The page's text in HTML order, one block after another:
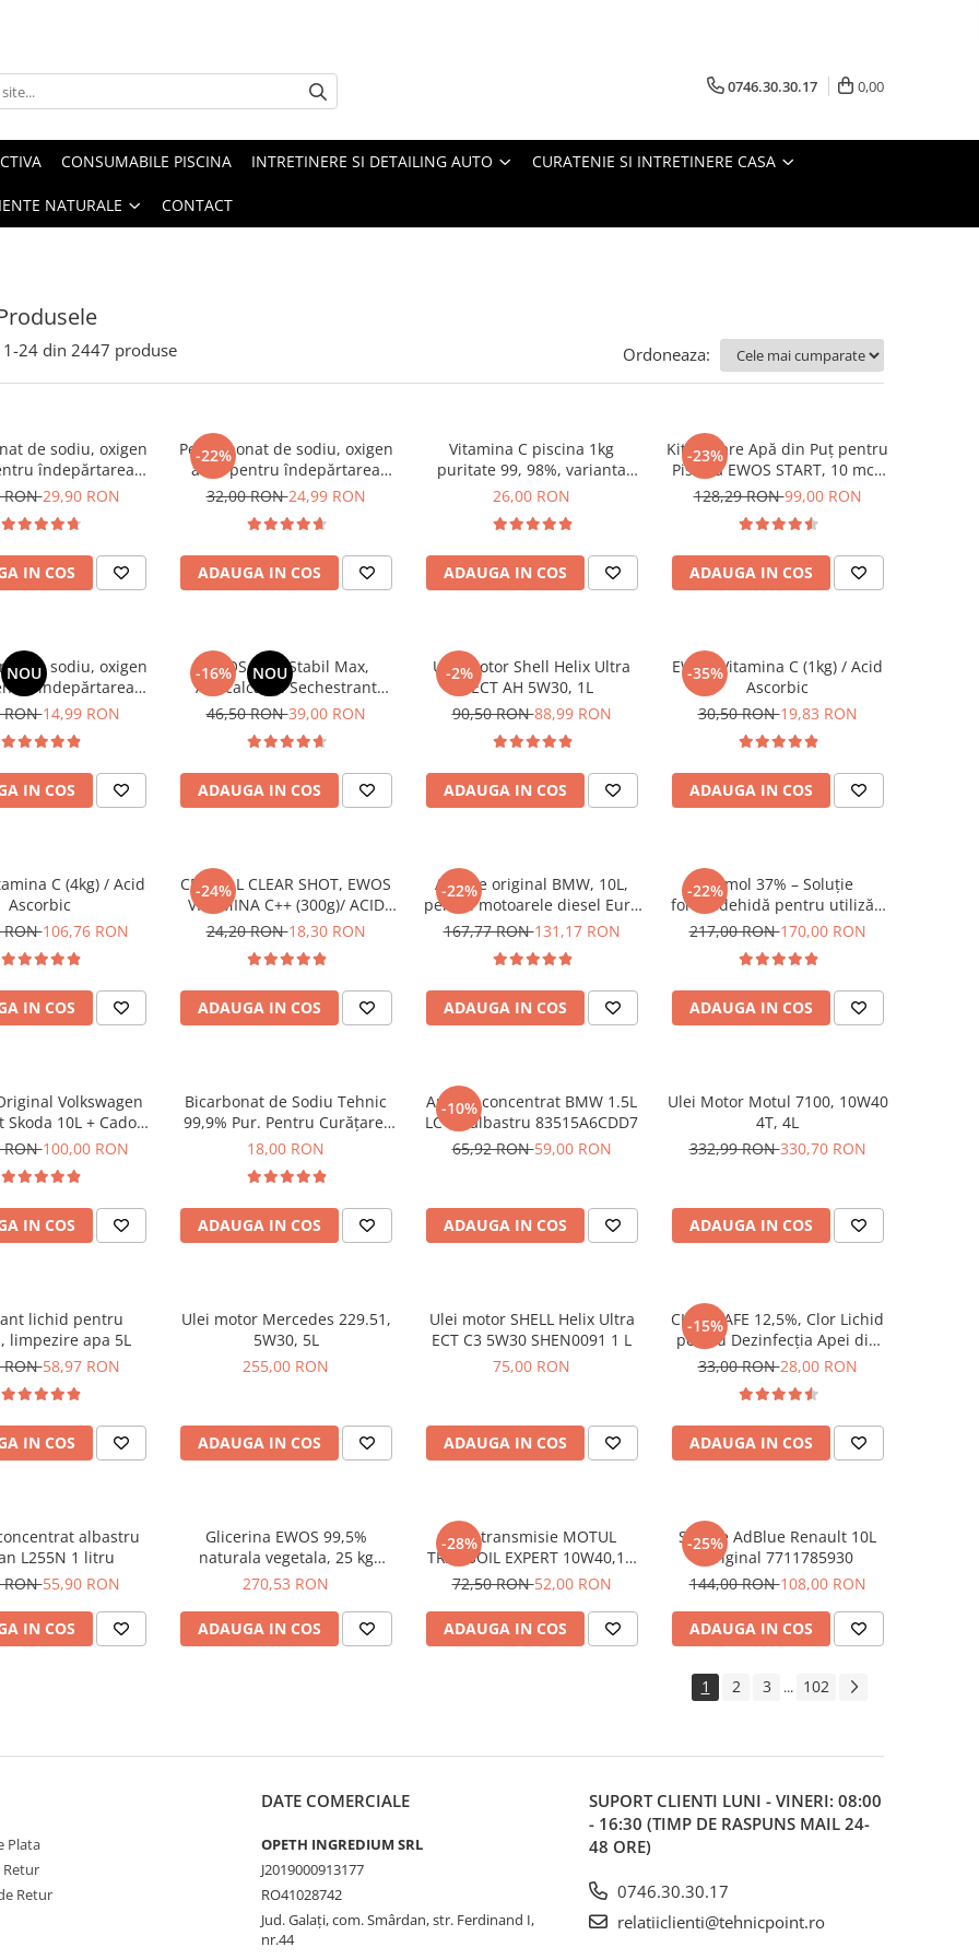
0746.30.30.17 0,00
CONSUMABILE PISCINA INTRETINERE SI DETAILING AUTO CURATENIE SI INTRETINERE CASA
NATURALE CONTACT
1-24 din 2447 produse Ordoneaza:
de sodiu, oxigen
îndepărtarea
înălbire fără clor, 1
RON29,90 RON
IN COS
-22%
Percarbonat de sodiu, oxigen
activ pentru îndepărtarea
petelor și înălbire fără clor, 1
Up, EWOS
32,00 RON24,99 RON
ADAUGA IN COS
Vitamina C piscina 1kg
puritate 99, 98%, varianta
premium incapsulata, cu
rapida
26,00 RON
ADAUGA IN COS
-23%
Kit Tratare Apă din Puț pentru
Piscină EWOS START, 10 mc /
5399
128,29 RON99,00 RON
ADAUGA IN COS
NOUde sodiu, oxigen
îndepărtarea
înălbire fără clor,
Up, EWOS
RON14,99 RON
IN COS
-16% NOU
EWOS Blue Stabil Max,
Anticalcar și Sechestrant
Metale pentru Piscină,
46,50 RON39,00 RON
ADAUGA IN COS
-2%
Ulei motor Shell Helix Ultra
ECT AH 5W30, 1L
90,50 RON88,99 RON
ADAUGA IN COS
-35%
EWOS Vitamina C (1kg) / Acid
Ascorbic
30,50 RON19,83 RON
ADAUGA IN COS
C (4kg) / Acid
Ascorbic
RON106,76 RON
IN COS
-24%
CRYSTAL CLEAR SHOT, EWOS
VITAMINA C++ (300g)/ ACID
ASCORBIC MONODOZA
24,20 RON18,30 RON
ADAUGA IN COS
-22%
AdBlue original BMW, 10L,
pentru motoarele diesel Euro
6 + Cadou Aditiv Adblue
AdBlue Guard
167,77 RON131,17 RON
ADAUGA IN COS
-22%
Formol 37% – Soluție
formaldehidă pentru utilizări
profesionale (agricultură &
217,00 RON170,00 RON
ADAUGA IN COS
Volkswagen
Skoda 10L + Cadou
anticristalizant
RON100,00 RON
IN COS
Bicarbonat de Sodiu Tehnic
99,9% Pur. Pentru Curățare,
Degresare și Neutralizarea
18,00 RON
ADAUGA IN COS
-10%
Antigel concentrat BMW 1.5L
LC-87 albastru 83515A6CDD7
65,92 RON59,00 RON
ADAUGA IN COS
Ulei Motor Motul 7100, 10W40
4T, 4L
332,99 RON330,70 RON
ADAUGA IN COS
lichid pentru
limpezire apa 5L
RON58,97 RON
IN COS
Ulei motor Mercedes 229.51,
5W30, 5L
255,00 RON
ADAUGA IN COS
Ulei motor SHELL Helix Ultra
ECT C3 5W30 SHEN0091 1 L
75,00 RON
ADAUGA IN COS
-15%
CLOR SAFE 12,5%, Clor Lichid
pentru Dezinfecția Apei din
Piscine, 1kg
33,00 RON28,00 RON
ADAUGA IN COS
albastru
L255N 1 litru
RON55,90 RON
IN COS
Glicerina EWOS 99,5%
naturala vegetala, 25 kg
kosher/halal, grad
270,53 RON
ADAUGA IN COS
-28%
Ulei transmisie MOTUL
TRANSOIL EXPERT 10W40,1L,
semi sintetic
72,50 RON52,00 RON
ADAUGA IN COS
-25%
Solutie AdBlue Renault 10L
Original 7711785930
144,00 RON108,00 RON
ADAUGA IN COS
1 2 3 ... 102
Plata
Retur
Retur
DATE COMERCIALE
OPETH INGREDIUM SRL
J2019000913177
RO41028742
Jud. Galaţi, com. Smârdan, str. Ferdinand I,
nr.44
SUPORT CLIENTI LUNI - VINERI: 08:00
- 16:30 (TIMP DE RASPUNS MAIL 24-
48 ORE)
0746.30.30.17
relatiiclienti@tehnicpoint.ro